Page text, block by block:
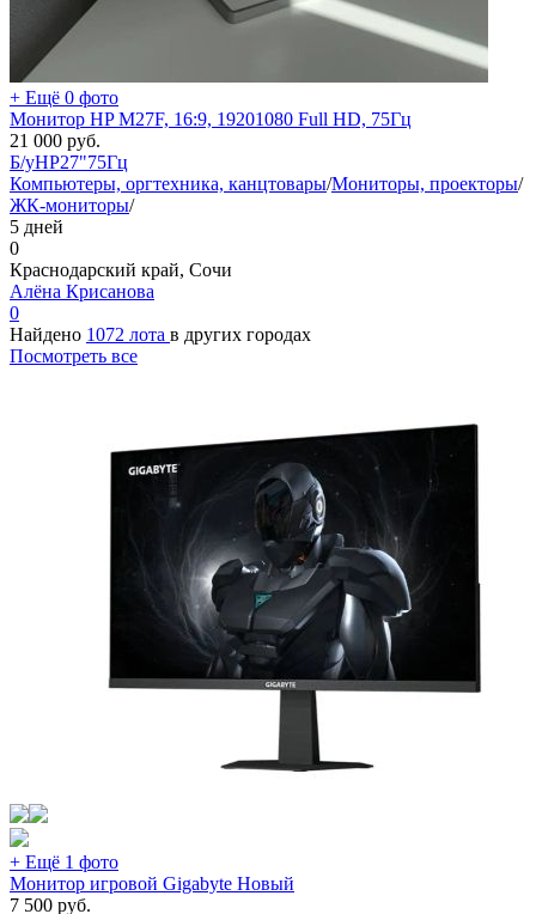
+ Ещё 0 фото
Монитор HP M27F, 16:9, 19201080 Full HD, 75Гц
21 000 руб.
Б/уHP27"75Гц
Компьютеры, оргтехника, канцтовары/Мониторы, проекторы/
ЖК-мониторы/
5 дней
0
Краснодарский край, Сочи
Алёна Крисанова
0
Найдено 1072 лота в других городах
Посмотреть все
+ Ещё 1 фото
Монитор игровой Gigabyte Новый
7 500 руб.